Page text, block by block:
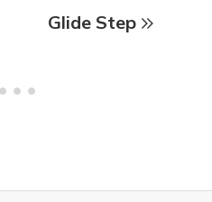
Glide Step